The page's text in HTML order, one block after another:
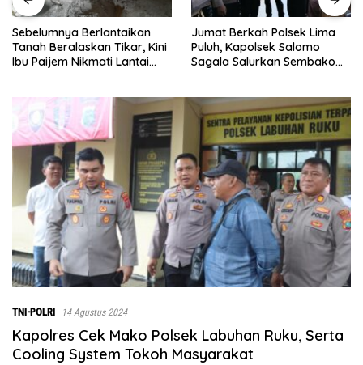
Jumat Berkah Polsek Lima
Puluh, Kapolsek Salomo
Sagala Salurkan Sembako
Satresnarkoba Polres Batu
Bara Gelar Jum’at Berkah,
Santuni Anak Yatim dan
TNI-POLRI 14 Agustus 2024
Kapolres Cek Mako Polsek Labuhan Ruku, Serta
Cooling System Tokoh Masyarakat